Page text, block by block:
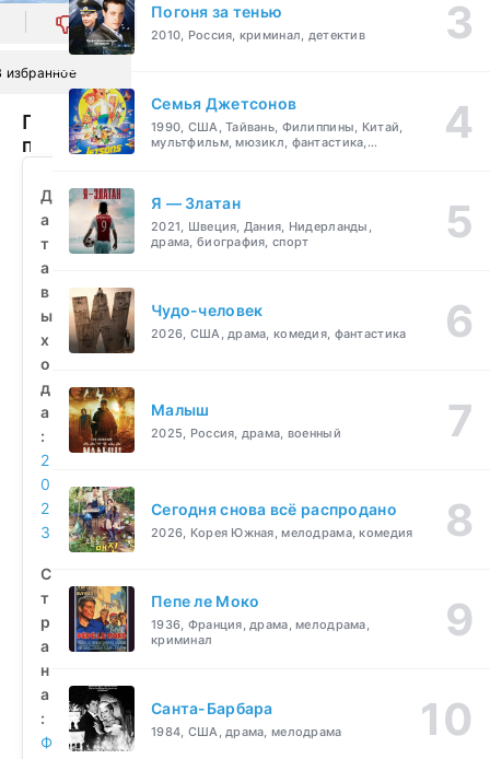
0
избранное
Плохие
парни
(2023)
смотреть
бесплатно
Д
а
т
а
в
ы
х
о
д
а
:
2
0
2
3
С
т
р
а
н
а
:
Ф
Погоня за тенью
2010, Россия, криминал, детектив
Семья Джетсонов
1990, США, Тайвань, Филиппины, Китай,
мультфильм, мюзикл, фантастика,
Я — Златан
2021, Швеция, Дания, Нидерланды,
драма, биография, спорт
Чудо-человек
2026, США, драма, комедия, фантастика
Малыш
2025, Россия, драма, военный
Сегодня снова всё распродано
2026, Корея Южная, мелодрама, комедия
Пепе ле Моко
1936, Франция, драма, мелодрама,
криминал
Санта-Барбара
1984, США, драма, мелодрама